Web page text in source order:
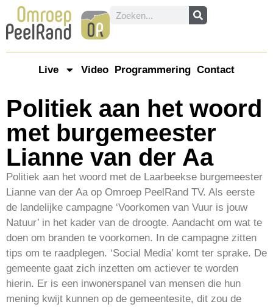
Live Video Programmering Contact
Politiek aan het woord
met burgemeester
Lianne van der Aa
Politiek aan het woord met de Laarbeekse burgemeester
Lianne van der Aa op Omroep PeelRand TV. Als eerste
de landelijke campagne ‘Voorkomen van Vuur is jouw
Natuur’ in het kader van de droogte. Aandacht om wat te
doen om branden te voorkomen. In de campagne zitten
tips om te raadplegen. ‘Social Media’ komt ter sprake. De
gemeente gaat zich inzetten om actiever te worden
hierin. Er is een inwonerspanel van mensen die hun
mening kwijt kunnen op de gemeentesite, dit zou de